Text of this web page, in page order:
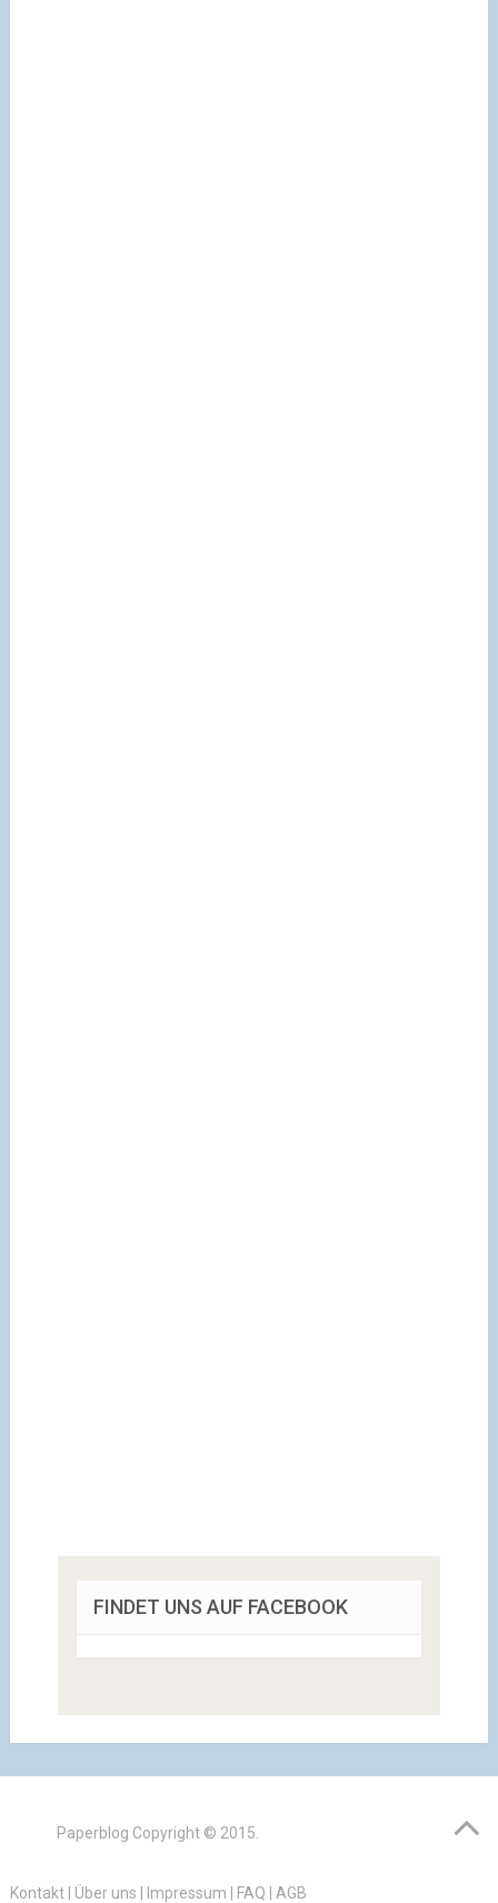
FINDET UNS AUF FACEBOOK
Paperblog Copyright © 2015.
Kontakt| Über uns Impressum FAQ AGB